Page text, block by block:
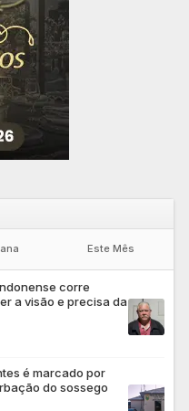
Este Mês
corre
a visão e precisa da
é marcado por
do sossego